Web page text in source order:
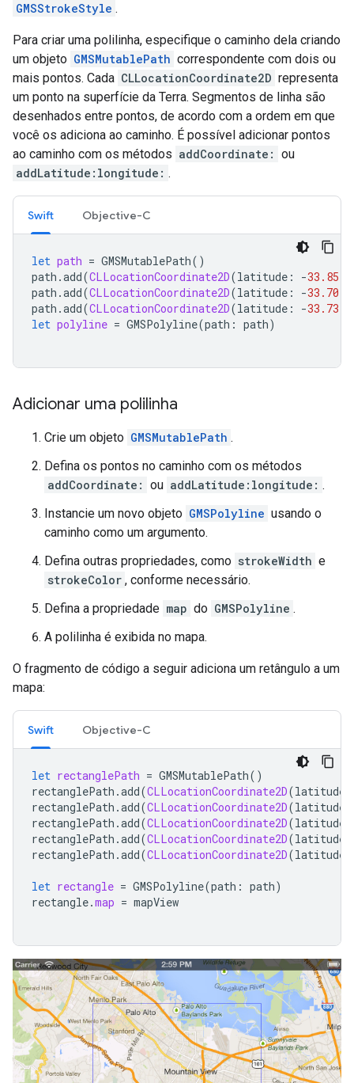
GMSStrokeStyle .
Para criar uma polilinha, especifique o caminho dela criando
um objeto GMSMutablePath correspondente com dois ou
mais pontos. Cada CLLocationCoordinate2D representa
um ponto na superfície da Terra. Segmentos de linha são
desenhados entre pontos, de acordo com a ordem em que
você os adiciona ao caminho. É possível adicionar pontos
ao caminho com os métodos addCoordinate: ou
addLatitude:longitude: .
Swift Objective-C
let path = GMSMutablePath()
path .add(CLLocationCoordinate2D(latitude : -33.85
path .add(CLLocationCoordinate2D(latitude : -33.70
path .add(CLLocationCoordinate2D(latitude : -33.73
let polyline = GMSPolyline(path : path)
Adicionar uma polilinha
Crie um objeto GMSMutablePath .
Defina os pontos no caminho com os métodos
addCoordinate: ou addLatitude:longitude: .
Instancie um novo objeto GMSPolyline usando o
caminho como um argumento.
Defina outras propriedades, como strokeWidth e
strokeColor , conforme necessário.
Defina a propriedade map do GMSPolyline .
A polilinha é exibida no mapa.
O fragmento de código a seguir adiciona um retângulo a um
mapa:
Swift Objective-C
let rectanglePath = GMSMutablePath()
rectanglePath .add(CLLocationCoordinate2D(latitude
rectanglePath .add(CLLocationCoordinate2D(latitude
rectanglePath .add(CLLocationCoordinate2D(latitude
rectanglePath .add(CLLocationCoordinate2D(latitude
rectanglePath .add(CLLocationCoordinate2D(latitude
let rectangle = GMSPolyline(path : path)
rectangle.map = mapView